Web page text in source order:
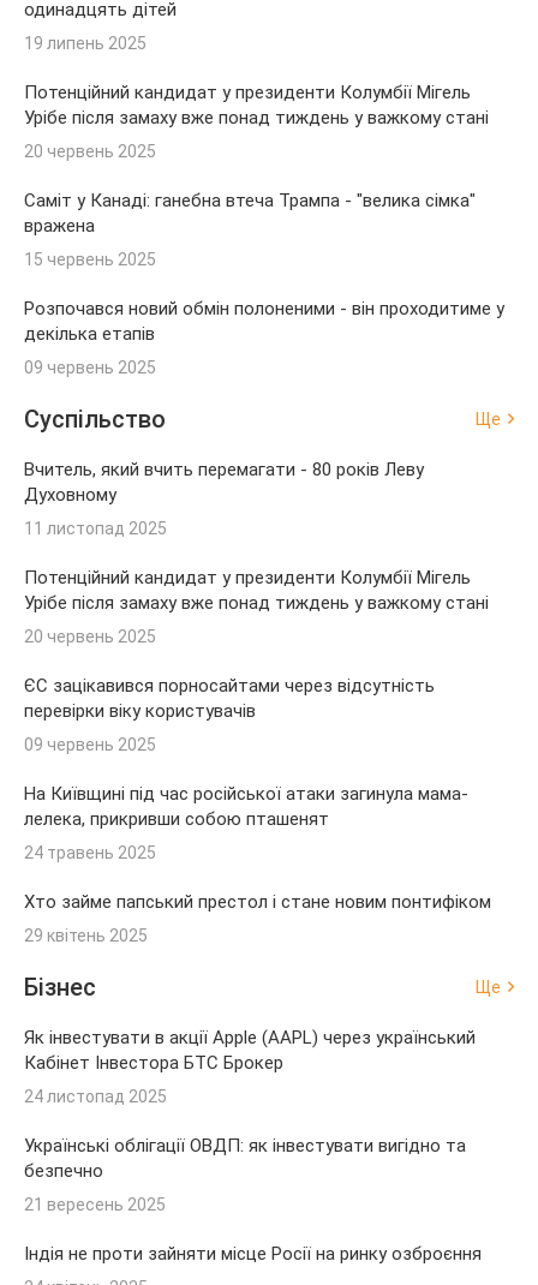
одинадцять дітей
19 липень 2025
Потенційний кандидат у президенти Колумбії Мігель
Урібе після замаху вже понад тиждень у важкому стані
20 червень 2025
Саміт у Канаді: ганебна втеча Трампа - "велика сімка"
вражена
15 червень 2025
Розпочався новий обмін полоненими - він проходитиме у
декілька етапів
09 червень 2025
Суспільство Ще
Вчитель, який вчить перемагати - 80 років Леву
Духовному
11 листопад 2025
Потенційний кандидат у президенти Колумбії Мігель
Урібе після замаху вже понад тиждень у важкому стані
20 червень 2025
ЄС зацікавився порносайтами через відсутність
перевірки віку користувачів
09 червень 2025
На Київщині під час російської атаки загинула мама-
лелека, прикривши собою пташенят
24 травень 2025
Хто займе папський престол і стане новим понтифіком
29 квітень 2025
Бізнес Ще
Як інвестувати в акції Apple (AAPL) через український
Кабінет Інвестора БТС Брокер
24 листопад 2025
Українські облігації ОВДП: як інвестувати вигідно та
безпечно
21 вересень 2025
Індія не проти зайняти місце Росії на ринку озброєння